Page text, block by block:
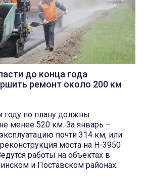
до конца года
ремонт около 200 км
году по плану должны
менее 520 км. За январь –
почти 314 км, или
моста на Н-3950
работы на объектах в
и Поставском районах.